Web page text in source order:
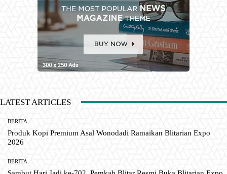
LATEST ARTICLES
BERITA
Produk Kopi Premium Asal Wonodadi Ramaikan Blitarian Expo
2026
BERITA